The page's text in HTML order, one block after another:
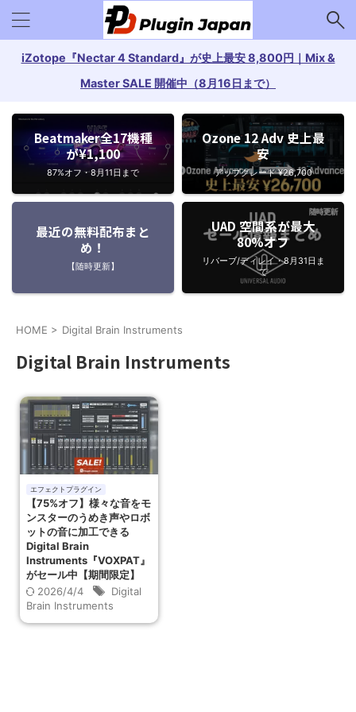
iZotope『Nectar 4 Standard』が史上最安 8,800円｜Mix &
Master SALE 開催中（8月16日まで）
Beatmaker全17機種
が¥1,100
87%オフ・8月11日まで
Ozone 12 Adv 史上最
安
アップグレード ¥26,700
最近の無料配布まと
め！
【随時更新】
UAD 空間系が最大
80%オフ
リバーブ/ディレイ・8月31日ま
で
HOME > Digital Brain Instruments
Digital Brain Instruments
エフェクトプラグイン
【75%オフ】様々な音をモ
ンスターのうめき声やロボ
ットの音に加工できる
Digital Brain
Instruments『VOXPAT』
がセール中【期間限定】
2026/4/4
Digital
Brain Instruments